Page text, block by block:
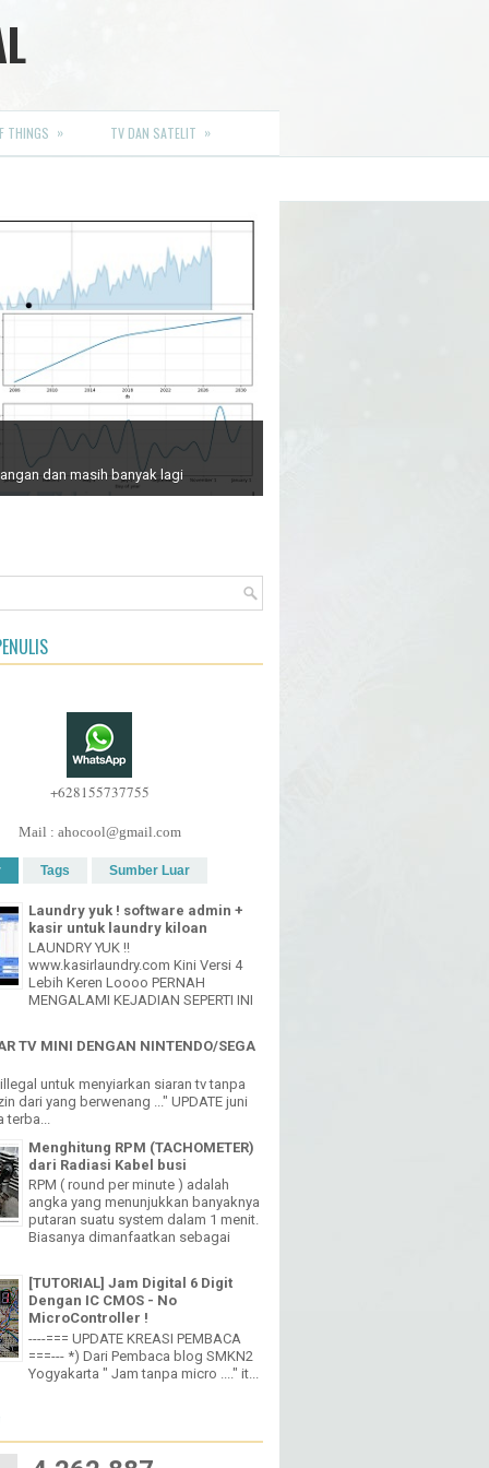
THINGS » TV DAN SATELIT »
dan masih banyak lagi
+628155737755
Mail : ahocool@gmail.com
Tags Sumber Luar
Laundry yuk ! software admin +
kasir untuk laundry kiloan
LAUNDRY YUK !!
www.kasirlaundry.com Kini Versi 4
Lebih Keren Loooo PERNAH
MENGALAMI KEJADIAN SEPERTI INI
TV MINI DENGAN NINTENDO/SEGA
untuk menyiarkan siaran tv tanpa
dari yang berwenang ..." UPDATE juni
terba...
Menghitung RPM (TACHOMETER)
dari Radiasi Kabel busi
RPM ( round per minute ) adalah
angka yang menunjukkan banyaknya
putaran suatu system dalam 1 menit.
Biasanya dimanfaatkan sebagai
[TUTORIAL] Jam Digital 6 Digit
Dengan IC CMOS - No
MicroController !
----=== UPDATE KREASI PEMBACA
===--- *) Dari Pembaca blog SMKN2
Yogyakarta " Jam tanpa micro ...." it...